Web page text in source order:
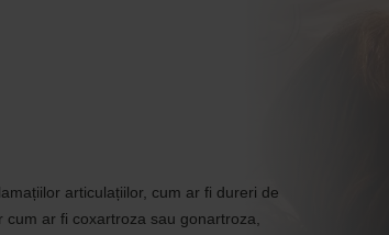
articulațiilor, cum ar fi dureri de
ar fi coxartroza sau gonartroza,